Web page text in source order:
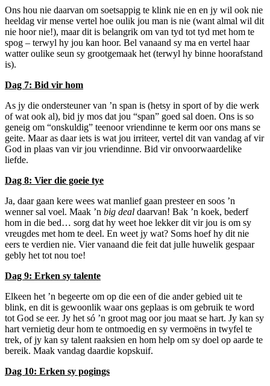
Ons hou nie daarvan om soetsappig te klink nie en en jy wil ook nie
heeldag vir mense vertel hoe oulik jou man is nie (want almal wil dit
nie hoor nie!), maar dit is belangrik om van tyd tot tyd met hom te
spog – terwyl hy jou kan hoor. Bel vanaand sy ma en vertel haar
watter oulike seun sy grootgemaak het (terwyl hy binne hoorafstand
is).
Dag 7: Bid vir hom
As jy die ondersteuner van ’n span is (hetsy in sport of by die werk
of wat ook al), bid jy mos dat jou “span” goed sal doen. Ons is so
geneig om “onskuldig” teenoor vriendinne te kerm oor ons mans se
geite. Maar as daar iets is wat jou irriteer, vertel dit van vandag af vir
God in plaas van vir jou vriendinne. Bid vir onvoorwaardelike
liefde.
Dag 8: Vier die goeie tye
Ja, daar gaan kere wees wat manlief gaan presteer en soos ’n
wenner sal voel. Maak ’n big deal daarvan! Bak ’n koek, bederf
hom in die bed… sorg dat hy weet hoe lekker dit vir jou is om sy
vreugdes met hom te deel. En weet jy wat? Soms hoef hy dit nie
eers te verdien nie. Vier vanaand die feit dat julle huwelik gespaar
gebly het tot nou toe!
Dag 9: Erken sy talente
Elkeen het ’n begeerte om op die een of die ander gebied uit te
blink, en dit is gewoonlik waar ons geplaas is om gebruik te word
tot God se eer. Jy het só ’n groot mag oor jou maat se hart. Jy kan sy
hart vernietig deur hom te ontmoedig en sy vermoëns in twyfel te
trek, of jy kan sy talent raaksien en hom help om sy doel op aarde te
bereik. Maak vandag daardie kopskuif.
Dag 10: Erken sy pogings